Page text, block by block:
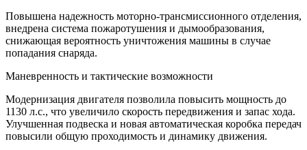
Повышена надежность моторно-трансмиссионного отделения,
внедрена система пожаротушения и дымообразования,
снижающая вероятность уничтожения машины в случае
попадания снаряда.
Маневренность и тактические возможности
Модернизация двигателя позволила повысить мощность до
1130 л.с., что увеличило скорость передвижения и запас хода.
Улучшенная подвеска и новая автоматическая коробка передач
повысили общую проходимость и динамику движения.